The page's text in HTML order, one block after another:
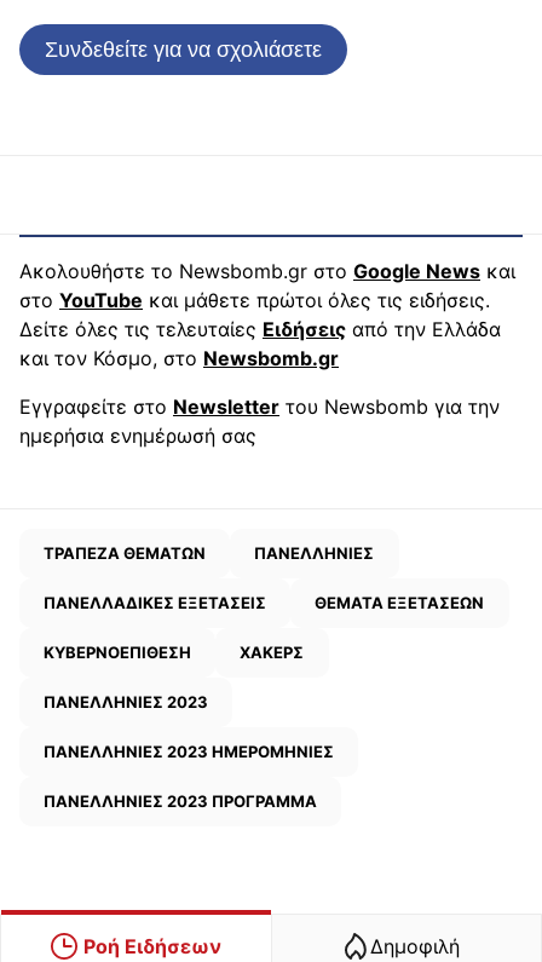
Συνδεθείτε για να σχολιάσετε
Ακολουθήστε το Newsbomb.gr στο Google News και
στο YouTube και μάθετε πρώτοι όλες τις ειδήσεις.
Δείτε όλες τις τελευταίες Ειδήσεις από την Ελλάδα
και τον Κόσμο, στο Newsbomb.gr
Εγγραφείτε στο Newsletter του Newsbomb για την
ημερήσια ενημέρωσή σας
ΤΡΑΠΕΖΑ ΘΕΜΑΤΩΝ ΠΑΝΕΛΛΗΝΙΕΣ
ΠΑΝΕΛΛΑΔΙΚΕΣ ΕΞΕΤΑΣΕΙΣ ΘΕΜΑΤΑ ΕΞΕΤΑΣΕΩΝ
ΚΥΒΕΡΝΟΕΠΙΘΕΣΗ ΧΑΚΕΡΣ
ΠΑΝΕΛΛΗΝΙΕΣ 2023
ΠΑΝΕΛΛΗΝΙΕΣ 2023 ΗΜΕΡΟΜΗΝΙΕΣ
ΠΑΝΕΛΛΗΝΙΕΣ 2023 ΠΡΟΓΡΑΜΜΑ
Ροή Ειδήσεων Δημοφιλή